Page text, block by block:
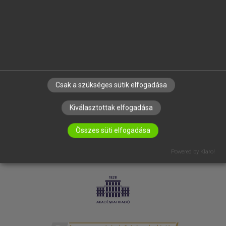
IRATKOZZ FEL HÍRLEVELÜNKRE!
Csak a szükséges sütik elfogadása
Kiválasztottak elfogadása
Összes süti elfogadása
Powered by Klaro!